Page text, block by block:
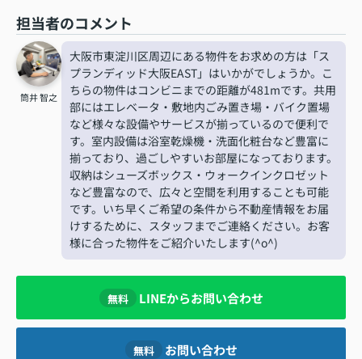
担当者のコメント
筒井 智之
大阪市東淀川区周辺にある物件をお求めの方は「ス
プランディッド大阪EAST」はいかがでしょうか。こ
ちらの物件はコンビニまでの距離が481mです。共用
部にはエレベータ・敷地内ごみ置き場・バイク置場
など様々な設備やサービスが揃っているので便利で
す。室内設備は浴室乾燥機・洗面化粧台など豊富に
揃っており、過ごしやすいお部屋になっております。
収納はシューズボックス・ウォークインクロゼット
など豊富なので、広々と空間を利用することも可能
です。いち早くご希望の条件から不動産情報をお届
けするために、スタッフまでご連絡ください。お客
様に合った物件をご紹介いたします(^o^)
無料 LINEからお問い合わせ
無料 お問い合わせ